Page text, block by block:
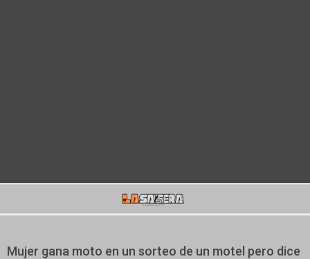
Mujer gana moto en un sorteo de un motel pero dice